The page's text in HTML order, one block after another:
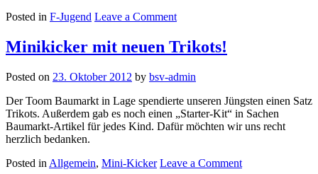
Verfügung!
Posted in F-Jugend Leave a Commenton
Jugend
mit
Trikotsponsor
Minikicker mit neuen Trikots!
Posted on 23. Oktober 2012 by bsv-admin
Der Toom Baumarkt in Lage spendierte unseren Jüngsten einen Satz
Trikots. Außerdem gab es noch einen „Starter-Kit“ in Sachen
Baumarkt-Artikel für jedes Kind. Dafür möchten wir uns recht
herzlich bedanken.
Posted in Allgemein, Mini-Kicker Leave a Commenton